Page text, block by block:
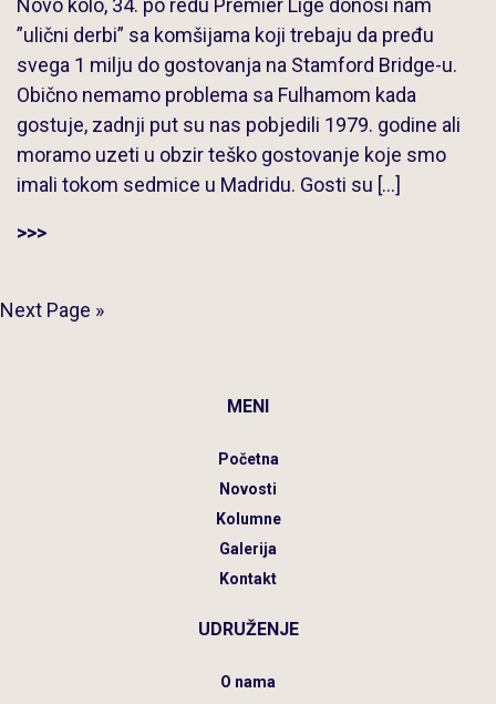
Novo kolo, 34. po redu Premier Lige donosi nam
”ulični derbi” sa komšijama koji trebaju da pređu
svega 1 milju do gostovanja na Stamford Bridge-u.
Obično nemamo problema sa Fulhamom kada
gostuje, zadnji put su nas pobjedili 1979. godine ali
moramo uzeti u obzir teško gostovanje koje smo
imali tokom sedmice u Madridu. Gosti su […]
>>>
Next Page »
MENI
Početna
Novosti
Kolumne
Galerija
Kontakt
UDRUŽENJE
O nama